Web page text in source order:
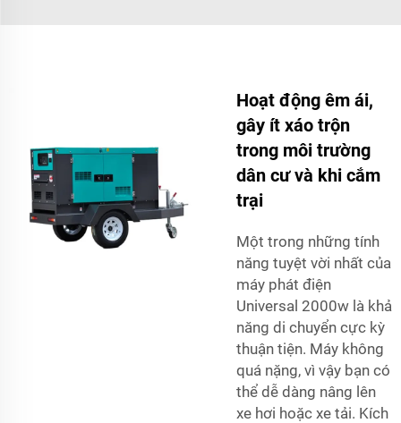
Hoạt động êm ái,
gây ít xáo trộn
trong môi trường
dân cư và khi cắm
trại
Một trong những tính
năng tuyệt vời nhất của
máy phát điện
Universal 2000w là khả
năng di chuyển cực kỳ
thuận tiện. Máy không
quá nặng, vì vậy bạn có
thể dễ dàng nâng lên
xe hơi hoặc xe tải. Kích